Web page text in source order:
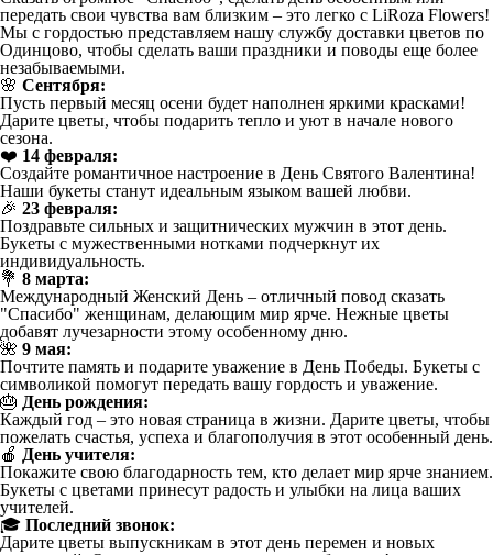
передать свои чувства вам близким – это легко с LiRoza Flowers!
Мы с гордостью представляем нашу службу доставки цветов по
Одинцово, чтобы сделать ваши праздники и поводы еще более
незабываемыми.
🌸 Сентября:
Пусть первый месяц осени будет наполнен яркими красками!
Дарите цветы, чтобы подарить тепло и уют в начале нового
сезона.
❤️ 14 февраля:
Создайте романтичное настроение в День Святого Валентина!
Наши букеты станут идеальным языком вашей любви.
🎉 23 февраля:
Поздравьте сильных и защитнических мужчин в этот день.
Букеты с мужественными нотками подчеркнут их
индивидуальность.
💐 8 марта:
Международный Женский День – отличный повод сказать
"Спасибо" женщинам, делающим мир ярче. Нежные цветы
добавят лучезарности этому особенному дню.
🌺 9 мая:
Почтите память и подарите уважение в День Победы. Букеты с
символикой помогут передать вашу гордость и уважение.
🎂 День рождения:
Каждый год – это новая страница в жизни. Дарите цветы, чтобы
пожелать счастья, успеха и благополучия в этот особенный день.
🍎 День учителя:
Покажите свою благодарность тем, кто делает мир ярче знанием.
Букеты с цветами принесут радость и улыбки на лица ваших
учителей.
🎓 Последний звонок:
Дарите цветы выпускникам в этот день перемен и новых